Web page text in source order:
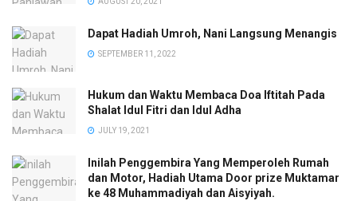
Dapat Hadiah Umroh, Nani Langsung Menangis
SEPTEMBER 11, 2022
Hukum dan Waktu Membaca Doa Iftitah Pada
Shalat Idul Fitri dan Idul Adha
JULY 19, 2021
Inilah Penggembira Yang Memperoleh Rumah
dan Motor, Hadiah Utama Door prize Muktamar
ke 48 Muhammadiyah dan Aisyiyah.